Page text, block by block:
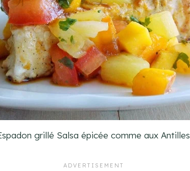
grillé Salsa épicée comme aux Antilles